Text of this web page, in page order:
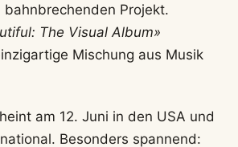
bahnbrechenden Projekt.
The Visual Album»
Mischung aus Musik
am 12. Juni in den USA und
Besonders spannend: